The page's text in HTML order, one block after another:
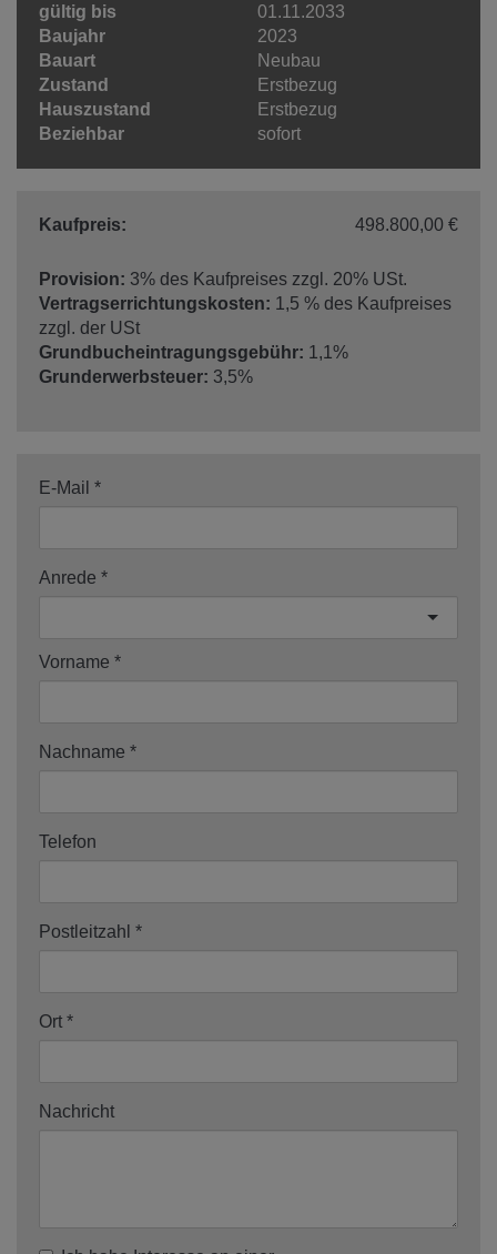
gültig bis
01.11.2033
Baujahr
2023
Bauart
Neubau
Zustand
Erstbezug
Hauszustand
Erstbezug
Beziehbar
sofort
Kaufpreis: 498.800,00 €
Provision: 3% des Kaufpreises zzgl. 20% USt.
Vertragserrichtungskosten: 1,5 % des Kaufpreises
zzgl. der USt
Grundbucheintragungsgebühr: 1,1%
Grunderwerbsteuer: 3,5%
E-Mail
Anrede
Vorname
Nachname
Telefon
Postleitzahl
Ort
Nachricht